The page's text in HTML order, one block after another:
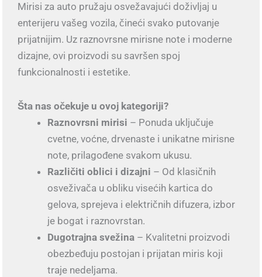
Mirisi za auto pružaju osvežavajući doživljaj u
enterijeru vašeg vozila, čineći svako putovanje
prijatnijim. Uz raznovrsne mirisne note i moderne
dizajne, ovi proizvodi su savršen spoj
funkcionalnosti i estetike.
Šta nas očekuje u ovoj kategoriji?
Raznovrsni mirisi – Ponuda uključuje
cvetne, voćne, drvenaste i unikatne mirisne
note, prilagođene svakom ukusu.
Različiti oblici i dizajni – Od klasičnih
osveživača u obliku visećih kartica do
gelova, sprejeva i električnih difuzera, izbor
je bogat i raznovrstan.
Dugotrajna svežina– Kvalitetni proizvodi
obezbeđuju postojan i prijatan miris koji
traje nedeljama.